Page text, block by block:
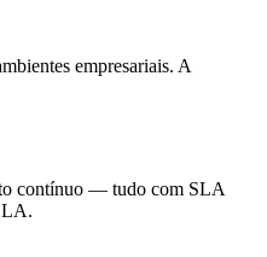
empresariais. A
contínuo — tudo com SLA